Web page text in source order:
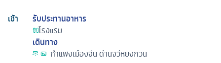
เช้า
รับประทานอาหาร
โรงแรม
เดินทาง
กำแพงเมืองจีน ด่านจวีหยงกวน